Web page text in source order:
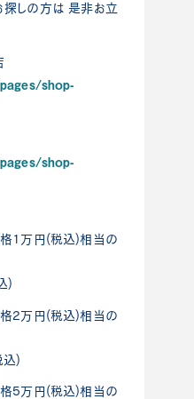
探しの方は 是非お立
shop-
shop-
格1万円(税込)相当の
)
格2万円(税込)相当の
込)
格5万円(税込)相当の